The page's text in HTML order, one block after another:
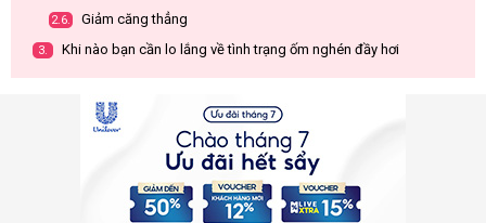
2.6. Giảm căng thẳng
3. Khi nào bạn cần lo lắng về tình trạng ốm nghén đầy hơi